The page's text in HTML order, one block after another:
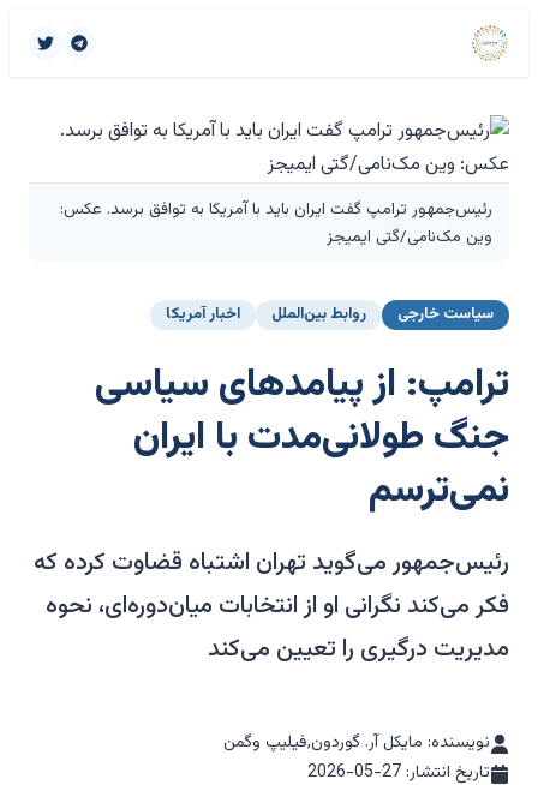
رئیس‌جمهور ترامپ گفت ایران باید با آمریکا به توافق برسد. عکس:
وین مک‌نامی/گتی ایمیجز
سیاست خارجی روابط بین‌الملل اخبار آمریکا
ترامپ: از پیامدهای سیاسی
جنگ طولانی‌مدت با ایران
نمی‌ترسم
رئیس‌جمهور می‌گوید تهران اشتباه قضاوت کرده که
فکر می‌کند نگرانی او از انتخابات میان‌دوره‌ای، نحوه
مدیریت درگیری را تعیین می‌کند
نویسنده: مایکل آر. گوردون,فیلیپ وگمن
تاریخ انتشار: 2026-05-27